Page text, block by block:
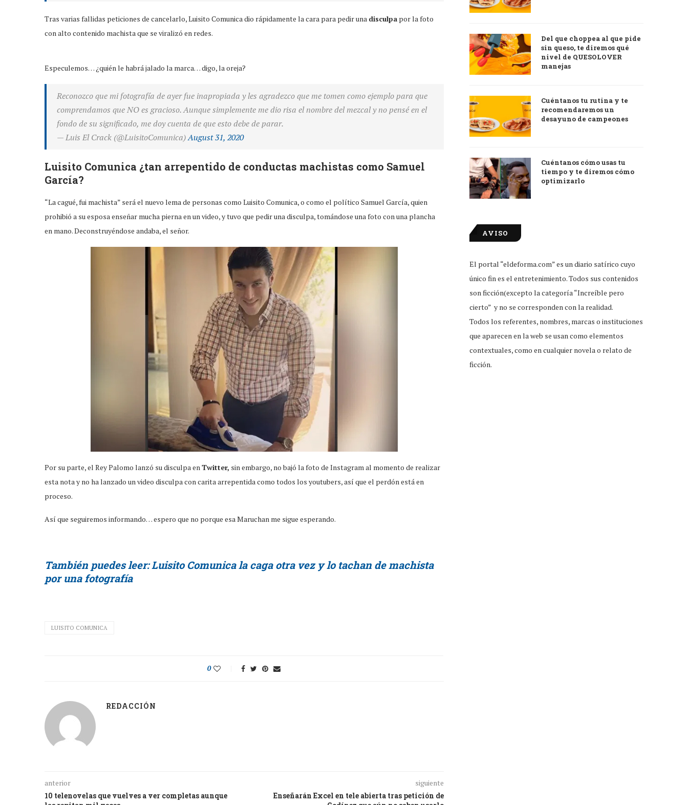
Tras varias fallidas peticiones de cancelarlo, Luisito Comunica dio rápidamente la cara para pedir una disculpa por la foto
con alto contenido machista que se viralizó en redes.
Especulemos… ¿quién le habrá jalado la marca… digo, la oreja?
Reconozco que mi fotografía de ayer fue inapropiada y les agradezco que me tomen como ejemplo para que
comprendamos que NO es gracioso. Aunque simplemente me dio risa el nombre del mezcal y no pensé en el
fondo de su significado, me doy cuenta de que esto debe de parar.
— Luis El Crack (@LuisitoComunica)August 31, 2020
Luisito Comunica ¿tan arrepentido de conductas machistas como Samuel
García?
“La cagué, fui machista” será el nuevo lema de personas como Luisito Comunica, o como el político Samuel García, quien
prohibió a su esposa enseñar mucha pierna en un video, y tuvo que pedir una disculpa, tomándose una foto con una plancha
en mano. Deconstruyéndose andaba, el señor.
Por su parte, el Rey Palomo lanzó su disculpa enTwitter, sin embargo, no bajó la foto de Instagram al momento de realizar
esta nota y no ha lanzado un video disculpa con carita arrepentida como todos los youtubers, así que el perdón está en
proceso.
Así que seguiremos informando… espero que no porque esa Maruchan me sigue esperando.
También puedes leer: Luisito Comunica la caga otra vez y lo tachan de machista
por una fotografía
LUISITO COMUNICA
0
REDACCIÓN
anterior
10 telenovelas que vuelves a ver completas aunque
siguiente
Enseñarán Excel en tele abierta tras petición de
Del que choppea al que pide
sin queso, te diremos qué
nivel de QUESOLOVER
manejas
Cuéntanos tu rutina y te
recomendaremos un
desayuno de campeones
Cuéntanos cómo usas tu
tiempo y te diremos cómo
optimizarlo
AVISO
El portal “eldeforma.com” es un diario satírico cuyo
único fin es el entretenimiento. Todos sus contenidos
son ficción(excepto la categoría “Increíble pero
cierto” y no se corresponden con la realidad.
Todos los referentes, nombres, marcas o instituciones
que aparecen en la web se usan como elementos
contextuales, como en cualquier novela o relato de
ficción.